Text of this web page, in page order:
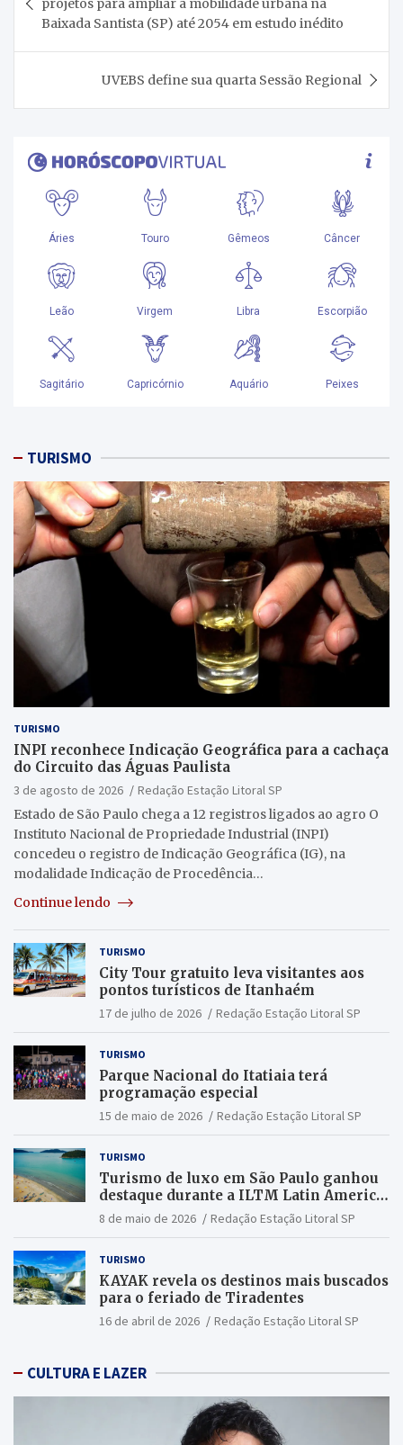
Post
projetos para ampliar a mobilidade urbana na
Baixada Santista (SP) até 2054 em estudo inédito
UVEBS define sua quarta Sessão Regional
TURISMO
TURISMO
INPI reconhece Indicação Geográfica para a cachaça
do Circuito das Águas Paulista
3 de agosto de 2026
Redação Estação Litoral SP
Estado de São Paulo chega a 12 registros ligados ao agro O
Instituto Nacional de Propriedade Industrial (INPI)
concedeu o registro de Indicação Geográfica (IG), na
modalidade Indicação de Procedência…
Continue lendo
TURISMO
City Tour gratuito leva visitantes aos
pontos turísticos de Itanhaém
17 de julho de 2026 Redação Estação Litoral SP
TURISMO
Parque Nacional do Itatiaia terá
programação especial
15 de maio de 2026 Redação Estação Litoral SP
TURISMO
Turismo de luxo em São Paulo ganhou
destaque durante a ILTM Latin America
2026
8 de maio de 2026 Redação Estação Litoral SP
TURISMO
KAYAK revela os destinos mais buscados
para o feriado de Tiradentes
16 de abril de 2026 Redação Estação Litoral SP
CULTURA E LAZER